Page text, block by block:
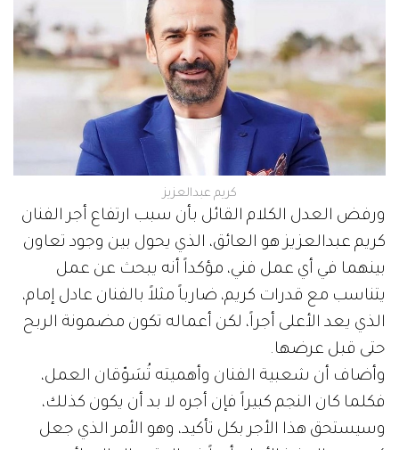
كريم عبدالعزيز
ورفض العدل الكلام القائل بأن سبب ارتفاع أجر الفنان
كريم عبدالعزيز هو العائق، الذي يحول بين وجود تعاون
بينهما في أي عمل فني، مؤكداً أنه يبحث عن عمل
يتناسب مع قدرات كريم، ضارباً مثلاً بالفنان عادل إمام،
الذي يعد الأعلى أجراً، لكن أعماله تكون مضمونة الربح
حتى قبل عرضها.
وأضاف أن شعبية الفنان وأهميته تُسَوّقان العمل،
فكلما كان النجم كبيراً فإن أجره لا بد أن يكون كذلك،
وسيستحق هذا الأجر بكل تأكيد، وهو الأمر الذي جعل